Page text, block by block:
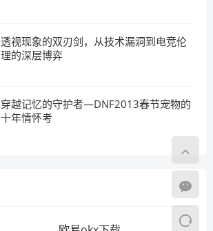
透视现象的双刃剑，从技术漏洞到电竞伦
理的深层博弈
穿越记忆的守护者—DNF2013春节宠物的
十年情怀考